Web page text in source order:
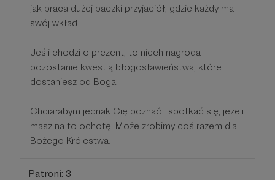
jak praca dużej paczki przyjaciół, gdzie każdy ma
swój wkład.
Jeśli chodzi o prezent, to niech nagroda
pozostanie kwestią błogosławieństwa, które
dostaniesz od Boga.
Chciałabym jednak Cię poznać i spotkać się, jeżeli
masz na to ochotę. Może zrobimy coś razem dla
Bożego Królestwa.
Patroni: 3